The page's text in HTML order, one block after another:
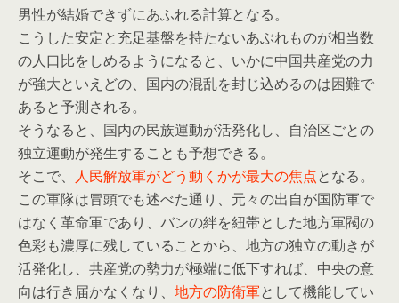
男性が結婚できずにあふれる計算となる。
こうした安定と充足基盤を持たないあぶれものが相当数
の人口比をしめるようになると、いかに中国共産党の力
が強大といえどの、国内の混乱を封じ込めるのは困難で
あると予測される。
そうなると、国内の民族運動が活発化し、自治区ごとの
独立運動が発生することも予想できる。
そこで、 人民解放軍がどう動くかが最大の焦点となる。
この軍隊は冒頭でも述べた通り、元々の出自が国防軍で
はなく革命軍であり、バンの絆を紐帯とした地方軍閥の
色彩も濃厚に残していることから、地方の独立の動きが
活発化し、共産党の勢力が極端に低下すれば、中央の意
向は行き届かなくなり、 地方の防衛軍として機能してい